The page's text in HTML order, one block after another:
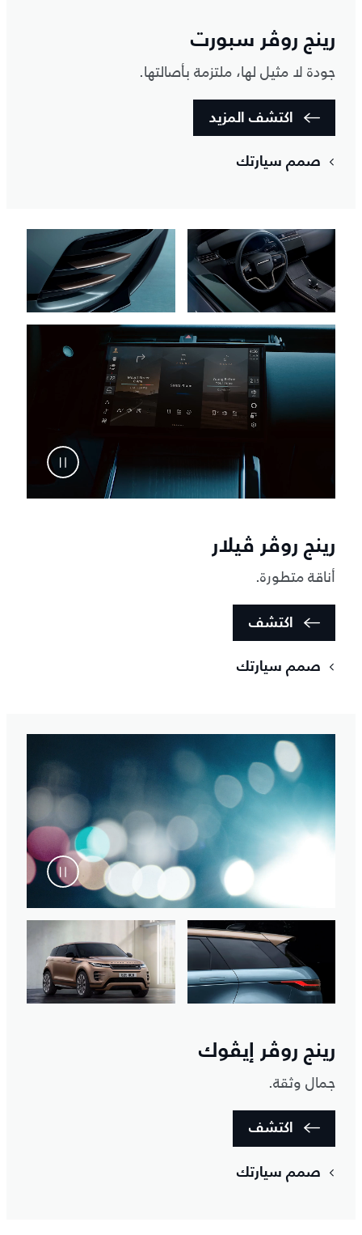
رينج روڤر سبورت
جودة لا مثيل لها، ملتزمة بأصالتها.
اكتشف المزيد
صمم سيارتك
رينج روڤر ڤيلار
أناقة متطورة.
اكتشف
صمم سيارتك
رينج روڤر إيڤوك
جمال وثقة.
اكتشف
صمم سيارتك